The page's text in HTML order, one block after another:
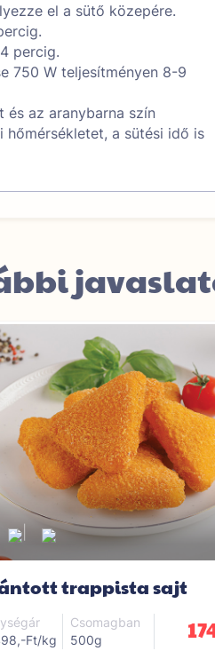
el a sütő közepére.
percig.
750 W teljesítményen 8-9
az aranybarna szín
hőmérsékletet, a sütési idő is
trappista sajt
Ft/kg
Csomagban
500g